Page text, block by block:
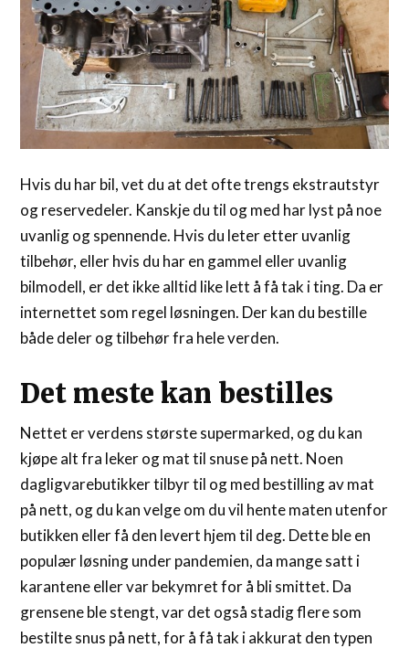
Hvis du har bil, vet du at det ofte trengs ekstrautstyr
og reservedeler. Kanskje du til og med har lyst på noe
uvanlig og spennende. Hvis du leter etter uvanlig
tilbehør, eller hvis du har en gammel eller uvanlig
bilmodell, er det ikke alltid like lett å få tak i ting. Da er
internettet som regel løsningen. Der kan du bestille
både deler og tilbehør fra hele verden.
Det meste kan bestilles
Nettet er verdens største supermarked, og du kan
kjøpe alt fra leker og mat til snuse på nett. Noen
dagligvarebutikker tilbyr til og med bestilling av mat
på nett, og du kan velge om du vil hente maten utenfor
butikken eller få den levert hjem til deg. Dette ble en
populær løsning under pandemien, da mange satt i
karantene eller var bekymret for å bli smittet. Da
grensene ble stengt, var det også stadig flere som
bestilte snus på nett, for å få tak i akkurat den typen